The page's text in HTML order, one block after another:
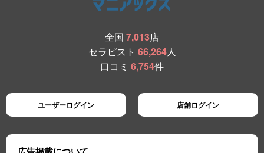
全国 7,013店
セラピスト 66,264人
口コミ 6,754件
ユーザーログイン 店舗ログイン